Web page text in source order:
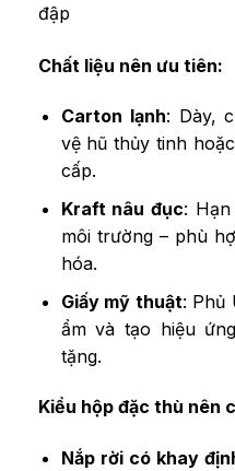
đập
Chất liệu nên ưu tiên:
Carton lạnh: Dày,
vệ hũ thủy tinh
cấp.
Kraft nâu đục:
môi trường – phù
hóa.
Giấy mỹ thuật: Phủ
ẩm và tạo hiệu
tặng.
Kiểu hộp đặc thù nên
Nắp rời có khay